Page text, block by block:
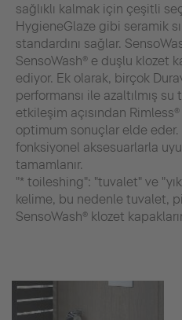
sağlıklı kalmak için çeşitli
HygieneGlaze gibi seramik
standardını sağlar.
SensoWash® e duşlu klozet
ediyor. Ek olarak, birçok
performansı ile azaltılmış su
etkileşim açısından
optimum sonuçlar elde eder.
fonksiyonel aksesuarlarla
tamamlanır.
"* toileshing": "tuvalet" ve
kelime, bu nedenle tuvalet,
SensoWash® klozet